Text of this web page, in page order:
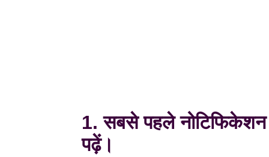
1. सबसे पहले नोटिफिकेशन
पढ़ें।